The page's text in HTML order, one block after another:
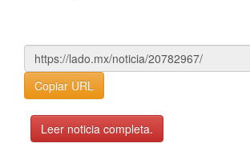
Copiar URL
Leer noticia completa.